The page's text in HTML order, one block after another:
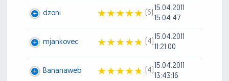
dzoni (6)
15.04.2011
15:04:47
mjankovec (4)
15.04.2011
11:21:00
Bananaweb (4)
15.04.2011
13:43:16